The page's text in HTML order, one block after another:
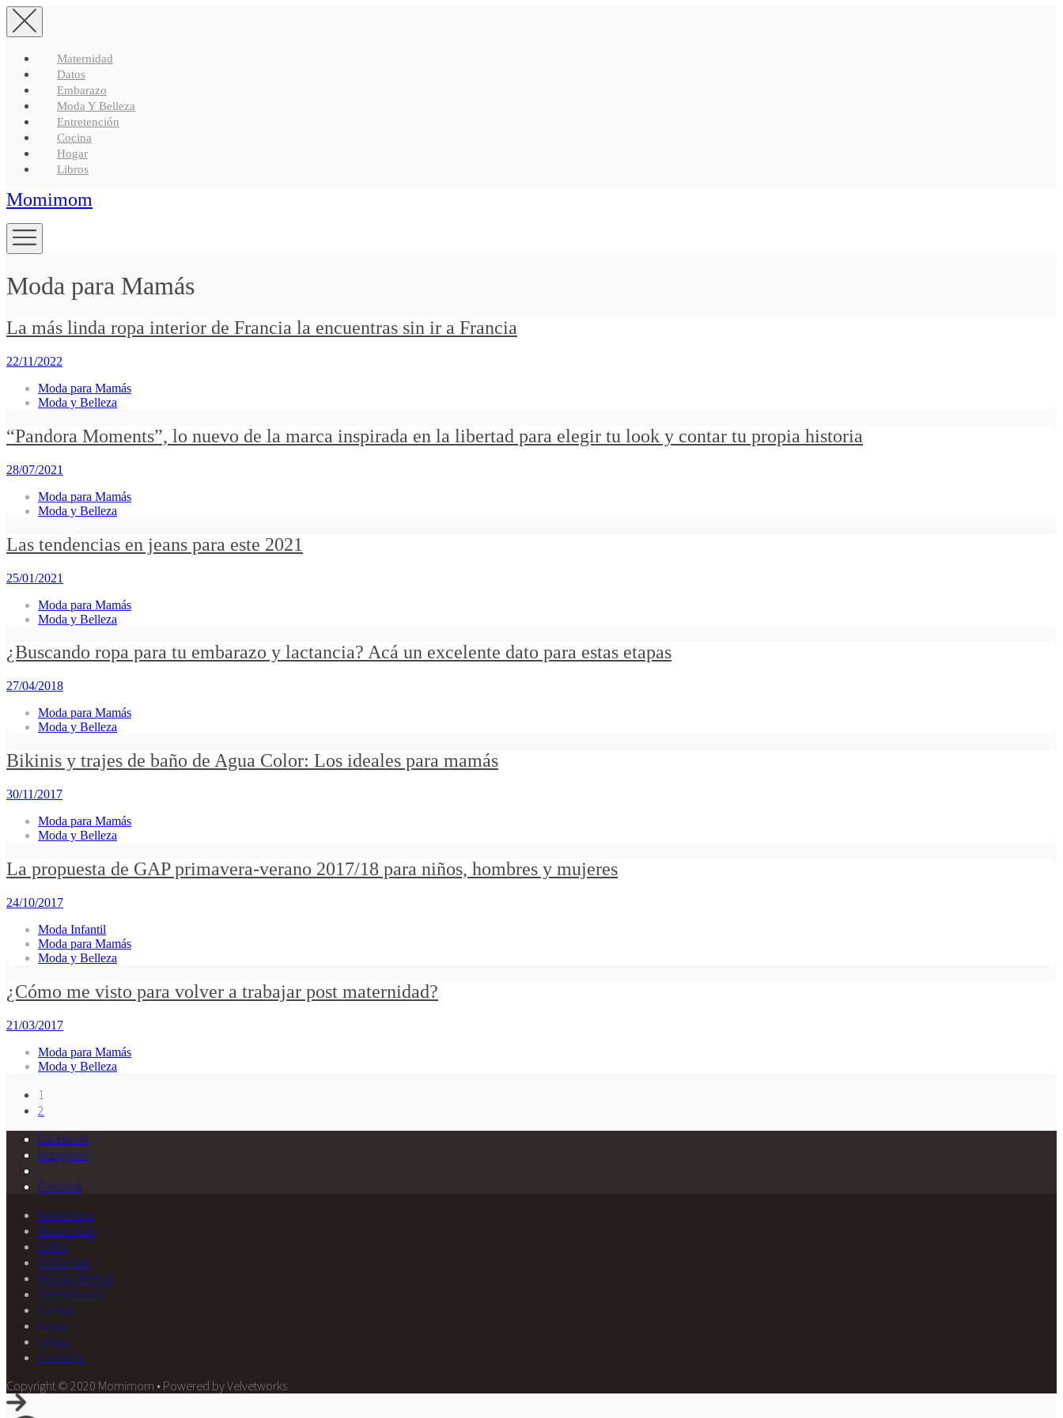
Maternidad
Datos
Embarazo
Moda Y Belleza
Entretención
Cocina
Hogar
Libros
Momimom
Moda para Mamás
La más linda ropa interior de Francia la encuentras sin ir a Francia
22/11/2022
Moda para Mamás
Moda y Belleza
“Pandora Moments”, lo nuevo de la marca inspirada en la libertad para elegir tu look y contar tu propia historia
28/07/2021
Moda para Mamás
Moda y Belleza
Las tendencias en jeans para este 2021
25/01/2021
Moda para Mamás
Moda y Belleza
¿Buscando ropa para tu embarazo y lactancia? Acá un excelente dato para estas etapas
27/04/2018
Moda para Mamás
Moda y Belleza
Bikinis y trajes de baño de Agua Color: Los ideales para mamás
30/11/2017
Moda para Mamás
Moda y Belleza
La propuesta de GAP primavera-verano 2017/18 para niños, hombres y mujeres
24/10/2017
Moda Infantil
Moda para Mamás
Moda y Belleza
¿Cómo me visto para volver a trabajar post maternidad?
21/03/2017
Moda para Mamás
Moda y Belleza
1
2
Facebook
Instagram
Pinterest
Momimom
Maternidad
Datos
Embarazo
Moda y Belleza
Entretención
Cocina
Hogar
Libros
Contacto
Copyright © 2020 Momimom • Powered by Velvetworks